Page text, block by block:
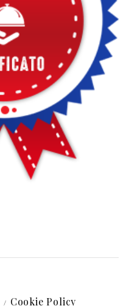
Cookie Policy